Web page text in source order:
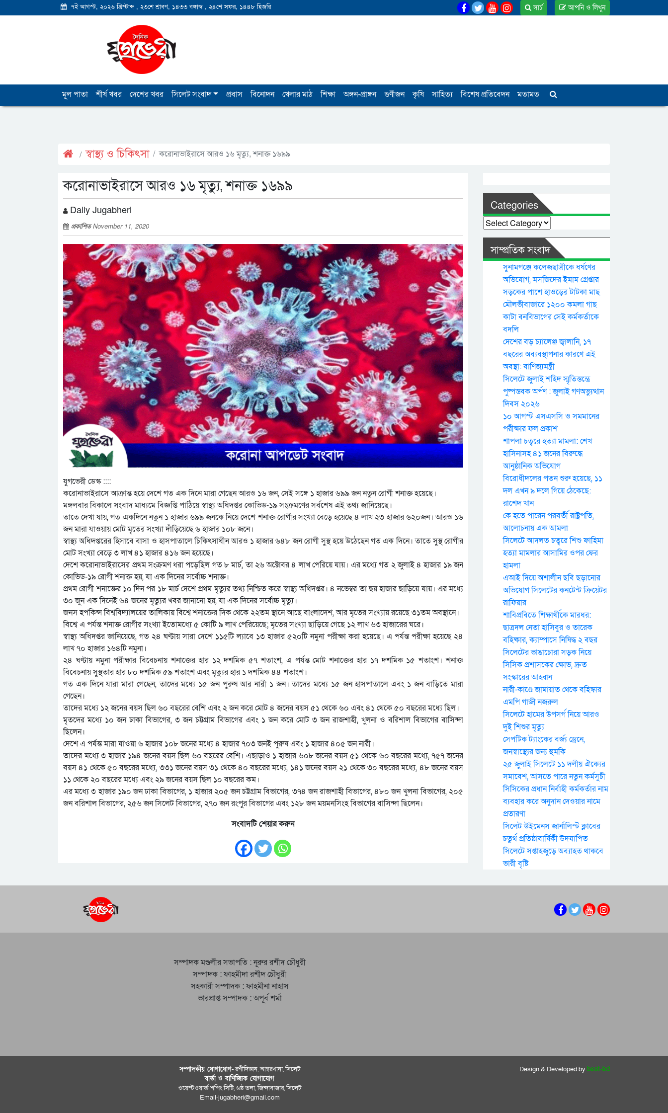
৭ই আগস্ট, ২০২৬ খ্রিস্টাব্দ , ২৩শে শ্রাবণ, ১৪৩৩ বঙ্গাব্দ , ২৪শে সফর, ১৪৪৮ হিজরি আপনি ও লিখুন
সার্চ
মূল পাতা শীর্ষ খবর দেশের খবর সিলেট সংবাদ প্রবাস বিনোদন খেলার মাঠ শিক্ষা অঙ্গন-প্রাঙ্গন গুণীজন কৃষি সাহিত্য বিশেষ প্রতিবেদন মতামত
স্বাস্থ্য ও চিকিৎসা করোনাভাইরাসে আরও ১৬ মৃত্যু, শনাক্ত ১৬৯৯
করোনাভাইরাসে আরও ১৬ মৃত্যু, শনাক্ত ১৬৯৯
Daily Jugabheri
প্রকাশিতNovember 11, 2020
যুগভেরী ডেস্ক ::::
করোনাভাইরাসে আক্রান্ত হয়ে দেশে গত এক দিনে মারা গেছেন আরও ১৬ জন, সেই সঙ্গে ১ হাজার ৬৯৯ জন নতুন রোগী শনাক্ত হয়েছে।
মঙ্গলবার বিকালে সংবাদ মাধ্যমে বিজ্ঞপ্তি পাঠিয়ে স্বাস্থ্য অধিদপ্তর কোভিড-১৯ সংক্রমণের সর্বশেষ এই তথ্য জানিয়েছে।
তাতে দেখা যায়, গত একদিনে নতুন ১ হাজার ৬৯৯ জনকে নিয়ে দেশে শনাক্ত রোগীর সংখ্যা বেড়ে হয়েছে ৪ লাখ ২৩ হাজার ৬২০জন। আরও ১৬
জন মারা যাওয়ায় মোট মৃতের সংখ্যা দাঁড়িয়েছে ৬ হাজার ১০৮ জনে।
স্বাস্থ্য অধিদপ্তরের হিসাবে বাসা ও হাসপাতালে চিকিৎসাধীন আরও ১ হাজার ৬৪৮ জন রোগী সুস্থ হয়ে উঠেছেন গত এক দিনে। তাতে সুস্থ রোগীর
মোট সংখ্যা বেড়ে ৩ লাখ ৪১ হাজার ৪১৬ জন হয়েছে।
দেশে করোনাভাইরাসের প্রথম সংক্রমণ ধরা পড়েছিল গত ৮ মার্চ, তা ২৬ অক্টোবর ৪ লাখ পেরিয়ে যায়। এর মধ্যে গত ২ জুলাই ৪ হাজার ১৯ জন
কোভিড-১৯ রোগী শনাক্ত হয়, যা এক দিনের সর্বোচ্চ শনাক্ত।
প্রথম রোগী শনাক্তের ১০ দিন পর ১৮ মার্চ দেশে প্রথম মৃত্যুর তথ্য নিশ্চিত করে স্বাস্থ্য অধিদপ্তর। ৪ নভেম্বর তা ছয় হাজার ছাড়িয়ে যায়। এর মধ্যে
৩০ জুন এক দিনেই ৬৪ জনের মৃত্যুর খবর জানানো হয়, যা এক দিনের সর্বোচ্চ মৃত্যু।
জনস হপকিন্স বিশ্ববিদ্যালয়ের তালিকায় বিশ্বে শনাক্তের দিক থেকে ২২তম স্থানে আছে বাংলাদেশ, আর মৃতের সংখ্যায় রয়েছে ৩১তম অবস্থানে।
বিশ্বে এ পর্যন্ত শনাক্ত রোগীর সংখ্যা ইতোমধ্যে ৫ কোটি ৯ লাখ পেরিয়েছে; মৃতের সংখ্যা ছাড়িয়ে গেছে ১২ লাখ ৬৩ হাজারের ঘরে।
স্বাস্থ্য অধিদপ্তর জানিয়েছে, গত ২৪ ঘণ্টায় সারা দেশে ১১৫টি ল্যাবে ১৩ হাজার ৫২০টি নমুনা পরীক্ষা করা হয়েছে। এ পর্যন্ত পরীক্ষা হয়েছে ২৪
লাখ ৭০ হাজার ১৬৪টি নমুনা।
২৪ ঘণ্টায় নমুনা পরীক্ষার বিবেচনায় শনাক্তের হার ১২ দশমিক ৫৭ শতাংশ, এ পর্যন্ত মোট শনাক্তের হার ১৭ দশমিক ১৫ শতাংশ। শনাক্ত
বিবেচনায় সুস্থতার হার ৮০ দশমিক ৫৯ শতাংশ এবং মৃত্যুর হার ১ দশমিক ৪৪ শতাংশ।
গত এক দিনে যারা মারা গেছেন, তাদের মধ্যে ১৫ জন পুরুষ আর নারী ১ জন। তাদের মধ্যে ১৫ জন হাসপাতালে এবং ১ জন বাড়িতে মারা
গেছেন।
তাদের মধ্যে ১২ জনের বয়স ছিল ৬০ বছরের বেশি এবং ২ জন করে মোট ৪ জনের বয়স ৫১ থেকে ৬০ এবং ৪১ থেকে ৫০ বছরের মধ্যে ছিল।
মৃতদের মধ্যে ১০ জন ঢাকা বিভাগের, ৩ জন চট্টগ্রাম বিভাগের এবং ১ জন করে মোট ৩ জন রাজশাহী, খুলনা ও বরিশাল বিভাগের বাসিন্দা
ছিলেন।
দেশে এ পর্যন্ত মারা যাওয়া ৬ হাজার ১০৮ জনের মধ্যে ৪ হাজার ৭০৩ জনই পুরুষ এবং ১ হাজার ৪০৫ জন নারী।
তাদের মধ্যে ৩ হাজার ১৯৪ জনের বয়স ছিল ৬০ বছরের বেশি। এছাড়াও ১ হাজার ৬০৮ জনের বয়স ৫১ থেকে ৬০ বছরের মধ্যে, ৭৫৭ জনের
বয়স ৪১ থেকে ৫০ বছরের মধ্যে, ৩৩১ জনের বয়স ৩১ থেকে ৪০ বছরের মধ্যে, ১৪১ জনের বয়স ২১ থেকে ৩০ বছরের মধ্যে, ৪৮ জনের বয়স
১১ থেকে ২০ বছরের মধ্যে এবং ২৯ জনের বয়স ছিল ১০ বছরের কম।
এর মধ্যে ৩ হাজার ১৯০ জন ঢাকা বিভাগের, ১ হাজার ২০৫ জন চট্টগ্রাম বিভাগের, ৩৭৪ জন রাজশাহী বিভাগের, ৪৮০ জন খুলনা বিভাগের, ২০৫
জন বরিশাল বিভাগের, ২৫৬ জন সিলেট বিভাগের, ২৭০ জন রংপুর বিভাগের এবং ১২৮ জন ময়মনসিংহ বিভাগের বাসিন্দা ছিলেন।
সংবাদটি শেয়ার করুন
Categories
Categories
সাম্প্রতিক সংবাদ
সুনামগঞ্জে কলেজছাত্রীকে ধর্ষণের
অভিযোগ, মসজিদের ইমাম গ্রেপ্তার
সড়কের পাশে হাওড়ের টাটকা মাছ
মৌলভীবাজারে ১২০০ কমলা গাছ
কাটা বনবিভাগের সেই কর্মকর্তাকে
বদলি
দেশের বড় চ্যালেঞ্জ জ্বালানি, ১৭
বছরের অব্যবস্থাপনার কারণে এই
অবস্থা: বাণিজ্যমন্ত্রী
সিলেটে জুলাই শহিদ স্মৃতিস্তম্ভে
পুষ্পস্তবক অর্পণ : জুলাই গণঅভ্যুত্থান
দিবস ২০২৬
১০ আগস্ট এসএসসি ও সমমানের
পরীক্ষার ফল প্রকাশ
শাপলা চত্বরে হত্যা মামলা: শেখ
হাসিনাসহ ৪১ জনের বিরুদ্ধে
আনুষ্ঠানিক অভিযোগ
বিরোধীদলের পতন শুরু হয়েছে, ১১
দল এখন ৯ দলে গিয়ে ঠেকেছে:
রাশেদ খান
কে হতে পারেন পরবর্তী রাষ্ট্রপতি,
আলোচনায় এক আমলা
সিলেটে আদলত চত্বরে শিশু ফাহিমা
হত্যা মামলার আসামির ওপর ফের
হামলা
এআই দিয়ে অশালীন ছবি ছড়ানোর
অভিযোগ সিলেটের কনটেন্ট ক্রিয়েটর
রাফিয়ার
শাবিপ্রবিতে শিক্ষার্থীকে মারধর:
ছাত্রদল নেতা হাসিবুর ও তারেক
বহিষ্কার, ক্যাম্পাসে নিষিদ্ধ ২ বছর
সিলেটের ভাঙাচোরা সড়ক নিয়ে
সিসিক প্রশাসকের ক্ষোভ, দ্রুত
সংস্কারের আহ্বান
নারী-কাণ্ডে জামায়াত থেকে বহিস্কার
এমপি গাজী নজরুল
সিলেটে হামের উপসর্গ নিয়ে আরও
দুই শিশুর মৃত্যু
সেপটিক ট্যাংকের বর্জ্য ড্রেনে,
জনস্বাস্থ্যের জন্য হুমকি
২৫ জুলাই সিলেটে ১১ দলীয় ঐক্যের
সমাবেশ, আসতে পারে নতুন কর্মসুচী
সিসিকের প্রধান নির্বাহী কর্মকর্তার নাম
ব্যবহার করে অনুদান দেওয়ার নামে
প্রতারণা
সিলেট উইমেনস জার্নালিস্ট ক্লাবের
চতুর্থ প্রতিষ্ঠাবার্ষিকী উদযাপিত
সিলেটে সপ্তাহজুড়ে অব্যাহত থাকবে
ভারী বৃষ্টি
সম্পাদক মণ্ডলীর সভাপতি : নূরুর রশীদ চৌধুরী
সম্পাদক : ফাহমীদা রশীদ চৌধুরী
সহকারী সম্পাদক : ফাহমীনা নাহাস
ভারপ্রাপ্ত সম্পাদক : অপূর্ব শর্মা
সম্পাদকীয় যােগাযোগ-রশীদিস্তান, আম্বরখানা, সিলেট
বার্তা ও বাণিজ্যিক যোগাযােগ
ওয়েস্টওয়ার্ল্ড শপিং সিটি, ৬ষ্ঠ তলা, জিন্দাবাজার, সিলেট
Email-jugabheri@gmail.com
Design & Developed by best-bd